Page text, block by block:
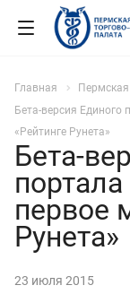
Главная
Бета-версия Единого
«Рейтинге Рунета»
Бета-
портала
первое
Рунета»
23 июля 2015